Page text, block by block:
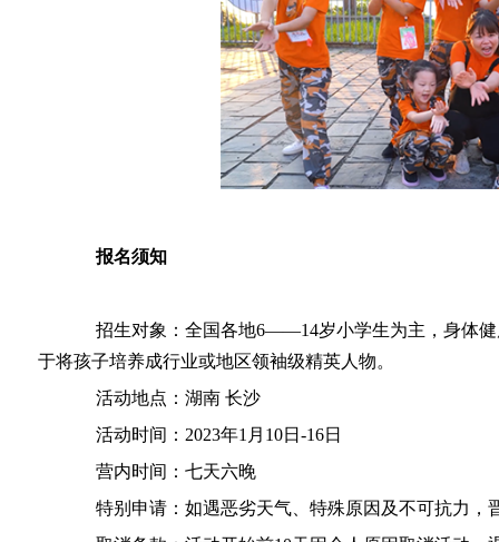
报名须知
招生对象：全国各地6——14岁小学生为主，身体健
于将孩子培养成行业或地区领袖级精英人物。
活动地点：湖南 长沙
活动时间：2023年1月10日-16日
营内时间：七天六晚
特别申请：如遇恶劣天气、特殊原因及不可抗力，